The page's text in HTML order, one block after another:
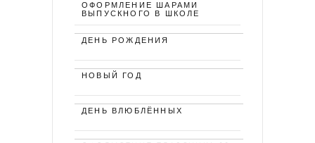
ОФОРМЛЕНИЕ ШАРАМИ
ВЫПУСКНОГО В ШКОЛЕ
ДЕНЬ РОЖДЕНИЯ
НОВЫЙ ГОД
ДЕНЬ ВЛЮБЛЁННЫХ